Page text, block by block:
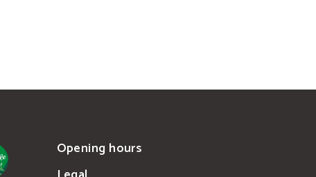
Opening hours